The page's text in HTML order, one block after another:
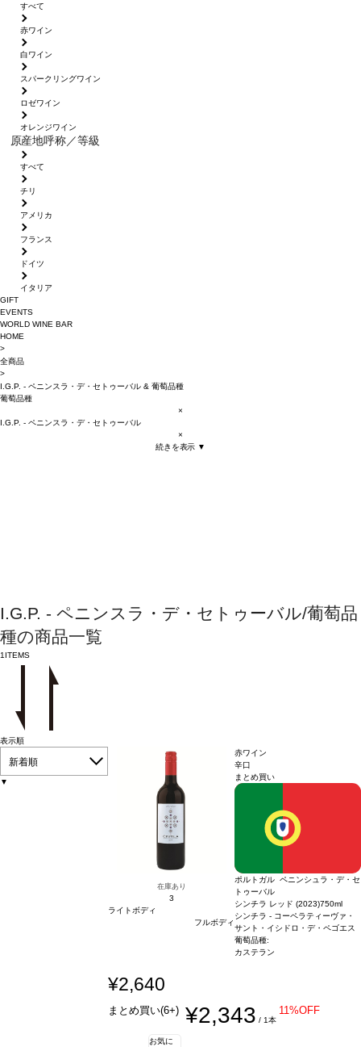
すべて
赤ワイン
白ワイン
スパークリングワイン
ロゼワイン
オレンジワイン
原産地呼称／等級
すべて
チリ
アメリカ
フランス
ドイツ
イタリア
GIFT
EVENTS
WORLD WINE BAR
HOME
>
全商品
>
I.G.P. - ペニンスラ・デ・セトゥーバル& 葡萄品種
葡萄品種
×
I.G.P. - ペニンスラ・デ・セトゥーバル
×
続きを表示 ▼
I.G.P. - ペニンスラ・デ・セトゥーバル/葡萄品
種の商品一覧
1 ITEMS
表示順
新着順
▼
在庫あり
3
ライトボディ
フルボディ
赤ワイン
辛口
まとめ買い
ポルトガル ペニンシュラ・デ・セ
トゥーバル
シンチラ レッド (2023)750ml
シンチラ - コーペラティーヴァ・
サント・イシドロ・デ・ペゴエス
葡萄品種:
カステラン
¥2,640
まとめ買い(6+) ¥2,343 / 1本
11%OFF
お気に